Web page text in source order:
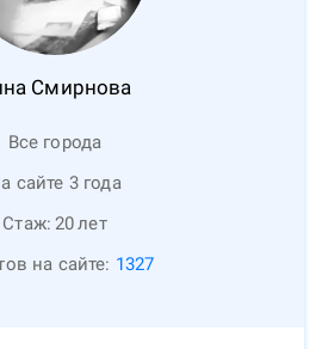
Смирнова
Все города
сайте 3 года
Стаж: 20лет
на сайте: 1327